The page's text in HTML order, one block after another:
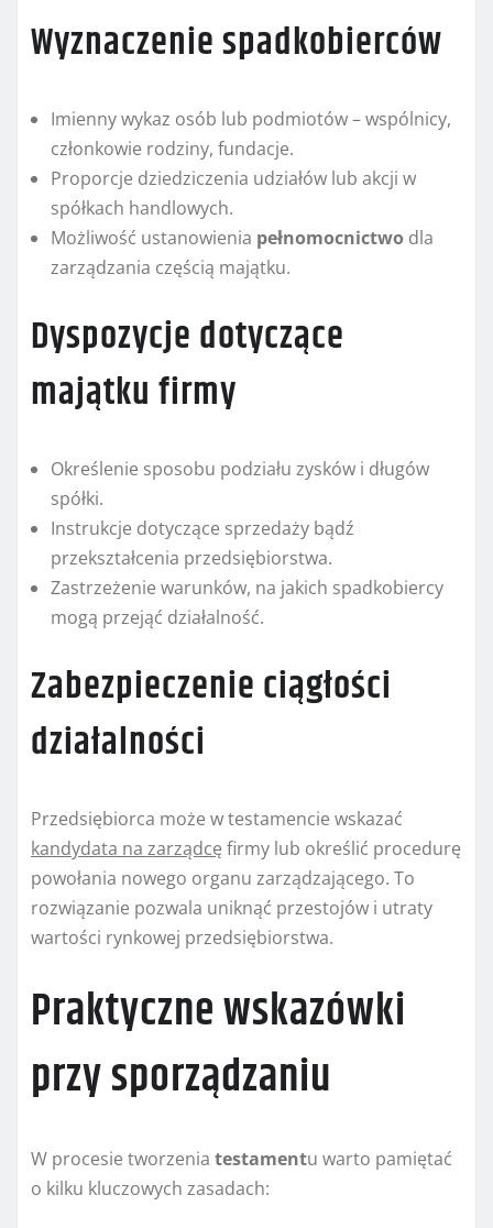
Wyznaczenie spadkobierców
Imienny wykaz osób lub podmiotów – wspólnicy,
członkowie rodziny, fundacje.
Proporcje dziedziczenia udziałów lub akcji w
spółkach handlowych.
Możliwość ustanowienia pełnomocnictwo dla
zarządzania częścią majątku.
Dyspozycje dotyczące
majątku firmy
Określenie sposobu podziału zysków i długów
spółki.
Instrukcje dotyczące sprzedaży bądź
przekształcenia przedsiębiorstwa.
Zastrzeżenie warunków, na jakich spadkobiercy
mogą przejąć działalność.
Zabezpieczenie ciągłości
działalności
Przedsiębiorca może w testamencie wskazać
kandydata na zarządcę firmy lub określić procedurę
powołania nowego organu zarządzającego. To
rozwiązanie pozwala uniknąć przestojów i utraty
wartości rynkowej przedsiębiorstwa.
Praktyczne wskazówki
przy sporządzaniu
W procesie tworzenia testamentu warto pamiętać
o kilku kluczowych zasadach: